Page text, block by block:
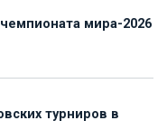
мира-2026
турниров в